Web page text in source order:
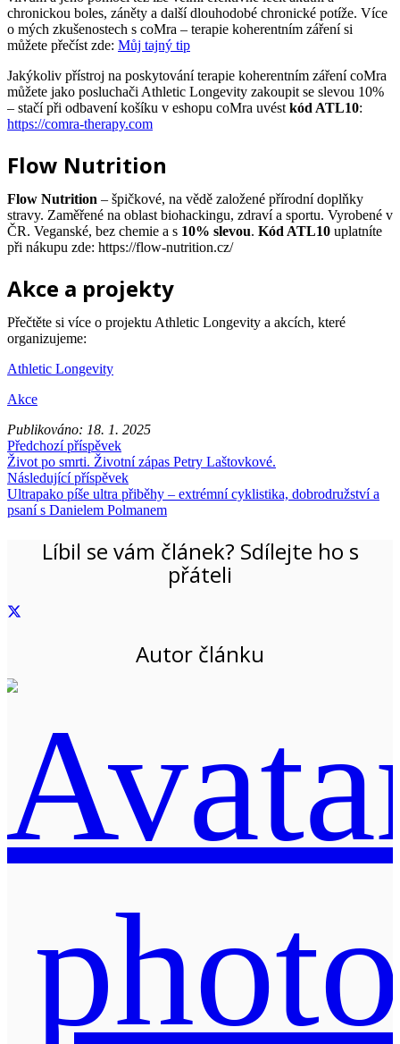
chronickou boles, záněty a další dlouhodobé chronické potíže. Více
o mých zkušenostech s coMra – terapie koherentním záření si
můžete přečíst zde: Můj tajný tip
Jakýkoliv přístroj na poskytování terapie koherentním záření coMra
můžete jako posluchači Athletic Longevity zakoupit se slevou 10%
– stačí při odbavení košíku v eshopu coMra uvést kód ATL10:
https://comra-therapy.com
Flow Nutrition
Flow Nutrition – špičkové, na vědě založené přírodní doplňky
stravy. Zaměřené na oblast biohackingu, zdraví a sportu. Vyrobené v
ČR. Veganské, bez chemie a s 10% slevou. Kód ATL10 uplatníte
při nákupu zde: https://flow-nutrition.cz/
Akce a projekty
Přečtěte si více o projektu Athletic Longevity a akcích, které
organizujeme:
Athletic Longevity
Akce
Publikováno: 18. 1. 2025
Předchozí příspěvek
Život po smrti. Životní zápas Petry Laštovkové.
Následující příspěvek
Ultrapako píše ultra přiběhy – extrémní cyklistika, dobrodružství a
psaní s Danielem Polmanem
Líbil se vám článek? Sdílejte ho s
přáteli
Autor článku